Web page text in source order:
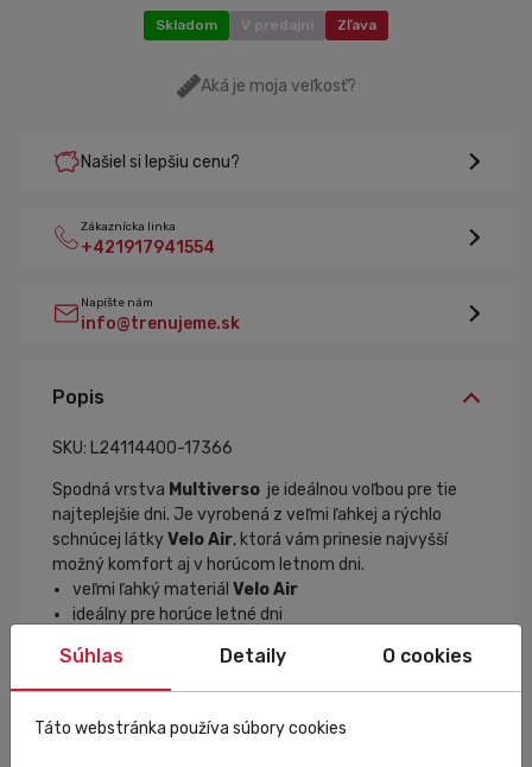
Skladom V predajni Zľava
Aká je moja veľkosť?
Našiel si lepšiu cenu?
Zákaznícka linka
+421917941554
Napíšte nám
info@trenujeme.sk
Popis
SKU: L24114400-17366
Spodná vrstva Multiverso je ideálnou voľbou pre tie
najteplejšie dni. Je vyrobená z veľmi ľahkej a rýchlo
schnúcej látkyVelo Air, ktorá vám prinesie najvyšší
možný komfort aj v horúcom letnom dni.
veľmi ľahký materiál Velo Air
ideálny pre horúce letné dni
vhodné použitie pre teploty od 18 °C do 30 °C
Súhlas Detaily O cookies
Táto webstránka používa súbory cookies